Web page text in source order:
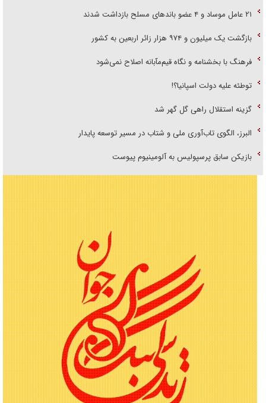
۲۱ عامل موساد و ۴ عضو باند‌های مسلح بازداشت شدند
بازگشت یک میلیون و ۹۷۴ هزار زائر اربعین به کشور
فرهنگ با بخشنامه و نگاه قیم‌مآبانه اصلاح نمی‌شود
توطئه علیه دولت اسپانیا؟!
گزینه استقلال راهی گل گهر شد
البرز، الگوی تاب‌آوری ملی و شتاب در مسیر توسعه پایدار
بازیکن سابق پرسپولیس به آلومینیوم پیوست